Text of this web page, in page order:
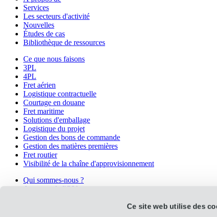
Ce site web utilise des
Services
Les secteurs d'activité
Nouvelles
Études de cas
Bibliothèque de ressources
Ce que nous faisons
3PL
4PL
Fret aérien
Logistique contractuelle
Courtage en douane
Fret maritime
Solutions d'emballage
Logistique du projet
Gestion des bons de commande
Gestion des matières premières
Fret routier
Visibilité de la chaîne d'approvisionnement
Qui sommes-nous ?
A propos de l'OIA